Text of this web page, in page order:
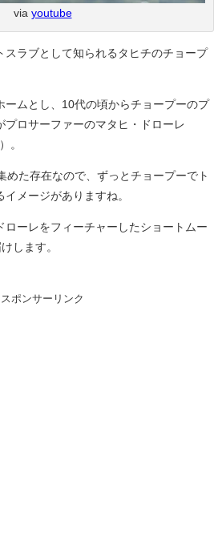
via youtube
スラブとして知られるタヒチのチョープ
ームとし、10代の頃からチョープーのプ
プロサーファーのマタヒ・ドローレ
。
めた存在なので、ずっとチョープーでト
メージがありますね。
ローレをフィーチャーしたショートムー
します。
スポンサーリンク